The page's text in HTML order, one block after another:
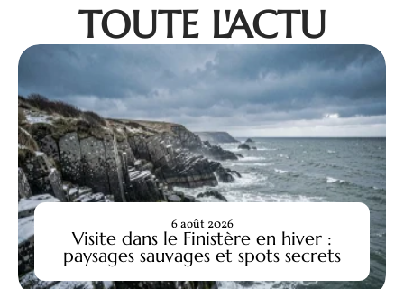
TOUTE L'ACTU
Visite dans le Finistère en hiver :
paysages sauvages et spots secrets
6 août 2026